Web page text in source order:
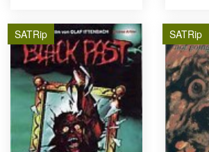
SATRip SATRip